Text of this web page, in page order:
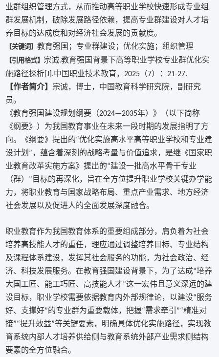
业群组织管理方式，从而推动高等职业学校快速形成专业组
群发展机制，破除发展路径依赖，提高专业群建设对人才培
养目标的达成度和对经济社会发展的贡献度。
【关键词】教育强国；专业群建设；优化实施；组织管理
【引用格式】 宗诚.教育强国背景下高等职业学校专业群优化实
施路径探析 [J].中国职业技术教育， 2025 （7）： 21-27.
【作者简介】 宗诚，博士，中国教育科学研究院，副研究
员。
《教育强国建设规划纲要（2024—2035年）》（以下简称
《纲要》）为我国教育事业在未来一段时期的发展指明了方
向。《纲要》提出的“优化实施高水平高等职业学校和专业建
设计划 ”，蕴含着深刻的战略考量与价值追求，是继《国家职
业教育改革实施方案》提出的“建设一批高水平骨干专业
（群） ” 目标的再深化，旨在全方位提升职业学校关键办学能
力，将职业教育与国家战略布局、重点产业需求、地方经济
社会发展以及促进人的全面发展深度融合。
职业教育作为我国教育体系的重要组成部分，肩负着为社会
培养高技能人才的重任，理应通过调整培养目标、专业结构
及课程体系建设，发挥其社会服务的功能，为社会政治、经
济、科技发展服务。在教育强国建设背景下，为了达成“培养
大国工匠、能工巧匠、高技能人才”这一宏伟且意义深远的建
设目标，职业学校需要依据教育内外部规律论，以建设“服务
好、支撑好”的专业群为重要载体，把握“需求牵引 ”“精准对
接”“提升效益”等关键要素，明确具体优化实施路径，实现教
育系统内部人才培养供给侧与教育系统外部产业需求侧结构
要素的全方位融合。